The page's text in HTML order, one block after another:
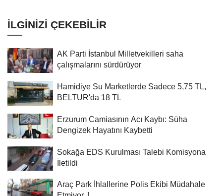
İLGINIZI ÇEKEBILIR
AK Parti İstanbul Milletvekilleri saha
çalışmalarını sürdürüyor
Hamidiye Su Marketlerde Sadece 5,75 TL,
BELTUR'da 18 TL
Erzurum Camiasının Acı Kaybı: Süha
Dengizek Hayatını Kaybetti
Sokağa EDS Kurulması Talebi Komisyona
İletildi
Araç Park İhlallerine Polis Ekibi Müdahale